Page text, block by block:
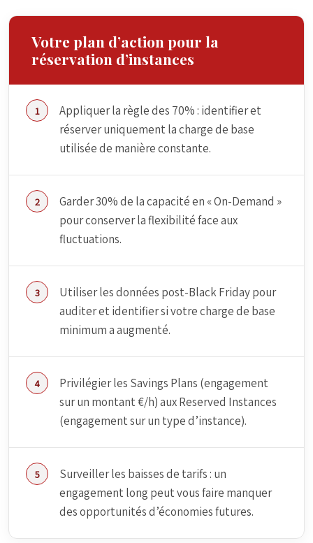
Votre plan d’action pour la
réservation d’instances
Appliquer la règle des 70% : identifier et
réserver uniquement la charge de base
utilisée de manière constante.
Garder 30% de la capacité en « On-Demand »
pour conserver la flexibilité face aux
fluctuations.
Utiliser les données post-Black Friday pour
auditer et identifier si votre charge de base
minimum a augmenté.
Privilégier les Savings Plans (engagement
sur un montant €/h) aux Reserved Instances
(engagement sur un type d’instance).
Surveiller les baisses de tarifs : un
engagement long peut vous faire manquer
des opportunités d’économies futures.